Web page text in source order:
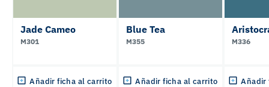
Jade Cameo
M301
Añadir ficha al carrito
Blue Tea
M355
Añadir ficha al carrito
M336
Añadir